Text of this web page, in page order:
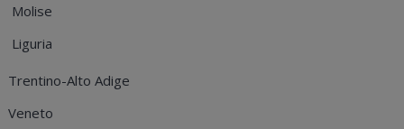
Molise
Liguria
Trentino-Alto Adige
Veneto